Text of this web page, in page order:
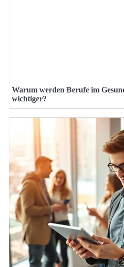
Warum werden Berufe im
wichtiger?